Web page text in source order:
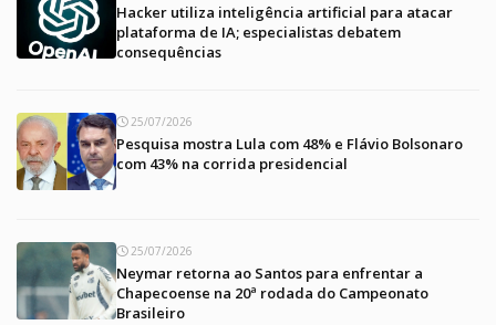
Hacker utiliza inteligência artificial para atacar
plataforma de IA; especialistas debatem
consequências
25/07/2026
Pesquisa mostra Lula com 48% e Flávio Bolsonaro
com 43% na corrida presidencial
25/07/2026
Neymar retorna ao Santos para enfrentar a
Chapecoense na 20ª rodada do Campeonato
Brasileiro